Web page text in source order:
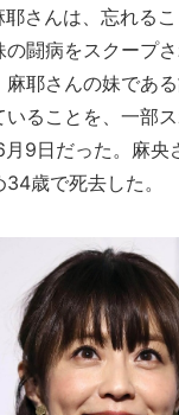
さんは、忘れる
の闘病をスクープ
麻耶さんの妹であ
ることを、一部
月9日だった。麻
歳で死去した。